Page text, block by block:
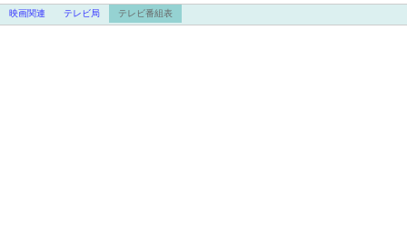
映画関連 テレビ局 テレビ番組表